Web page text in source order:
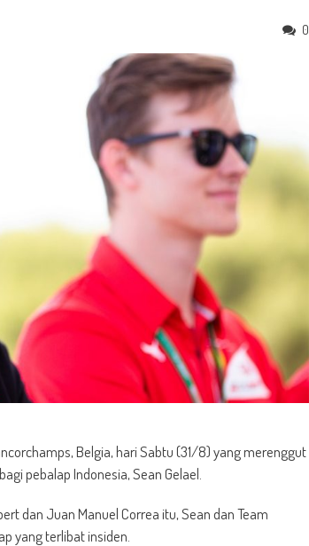
0
Belgia, hari Sabtu (31/8) yang merenggut
pebalap Indonesia, Sean Gelael.
dan Juan Manuel Correa itu, Sean dan Team
yang terlibat insiden.